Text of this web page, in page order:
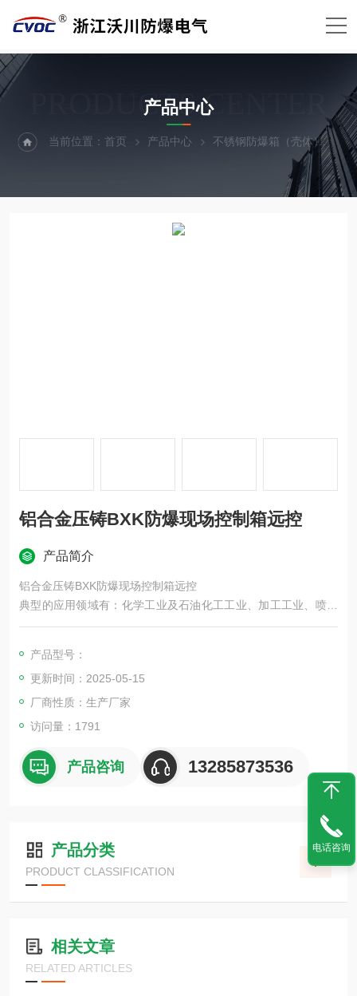
PRODUCTS CENTER
产品中心
当前位置：首页 产品中心 不锈钢防爆箱（壳体）
铝合金压铸BXK防爆现场控制箱远控
产品简介
铝合金压铸BXK防爆现场控制箱远控
典型的应用领域有：化学工业及石油化工工业、加工工业、喷涂
工业、矿业、谷仓、粮仓。
产品型号：
更新时间：2025-05-15
厂商性质：生产厂家
访问量：1791
产品咨询 13285873536
产品分类
PRODUCT CLASSIFICATION
相关文章
RELATED ARTICLES
电话咨询